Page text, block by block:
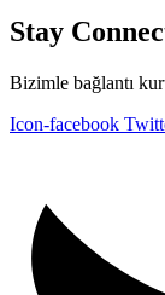
Stay
Bizimle bağlantı
Icon-facebook